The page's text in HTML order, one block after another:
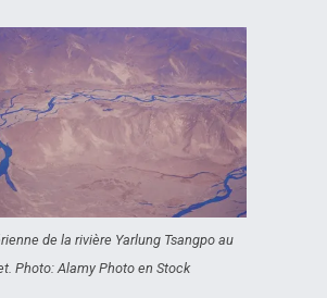
de la rivière Yarlung Tsangpo au
Photo: Alamy Photo en Stock